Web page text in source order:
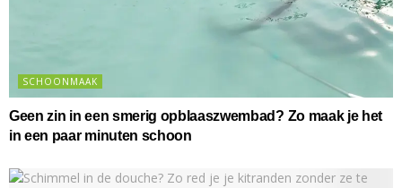
SCHOONMAAK
Geen zin in een smerig opblaaszwembad? Zo maak je het
in een paar minuten schoon